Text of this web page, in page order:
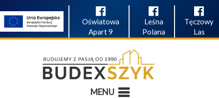
Oświatowa
Apart 9
Leśna
Polana
Tęczowy
Las
MENU